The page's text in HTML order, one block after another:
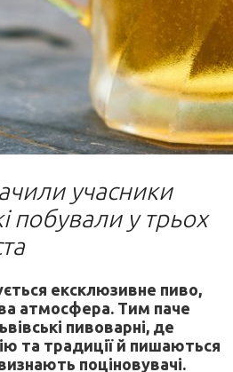
учасники
побували у трьох
ексклюзивне пиво,
атмосфера. Тим паче
пивоварні, де
та традиції й пишаються
поціновувачі.